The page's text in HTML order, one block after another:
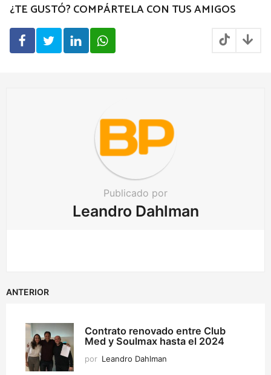
i
n
t
¿TE GUSTÓ? COMPÁRTELA CON TUS AMIGOS
Publicado por
Leandro Dahlman
ANTERIOR
Contrato renovado entre Club
Med y Soulmax hasta el 2024
por Leandro Dahlman